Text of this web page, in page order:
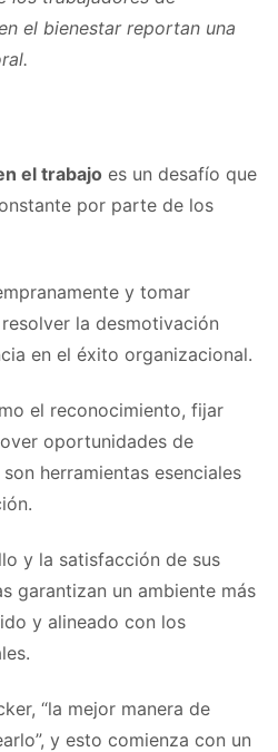
el bienestar reportan una
el trabajo es un desafío que
por parte de los
y tomar
la desmotivación
en el éxito organizacional.
el reconocimiento, fijar
oportunidades de
herramientas esenciales
y la satisfacción de sus
garantizan un ambiente más
y alineado con los
“la mejor manera de
y esto comienza con un